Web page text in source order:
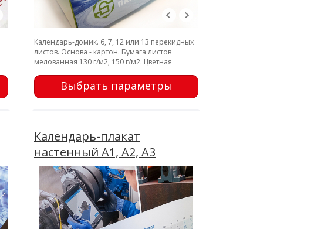
Календарь-домик. 6, 7, 12 или 13 перекидных
листов. Основа - картон. Бумага листов
мелованная 130 г/м2, 150 г/м2. Цветная
Выбрать параметры
Календарь-плакат
настенный А1, А2, А3